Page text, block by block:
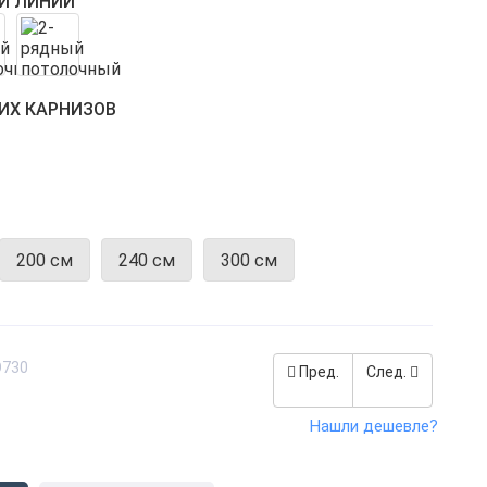
Пред. След.
Нашли дешевле?
КАРНИЗОВ
200 см 240 см 300 см